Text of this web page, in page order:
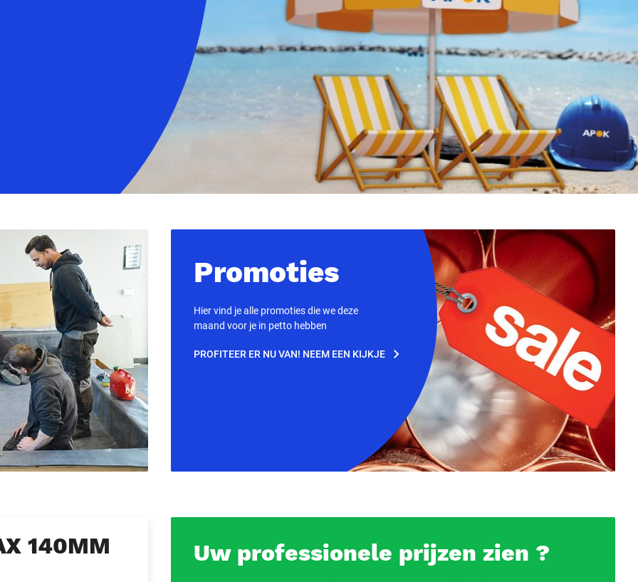
Promoties
Hier vind je alle promoties die we deze
maand voor je in petto hebben
PROFITEER ER NU VAN! NEEM EEN KIJKJE
140MM
Uw professionele prijzen zien ?